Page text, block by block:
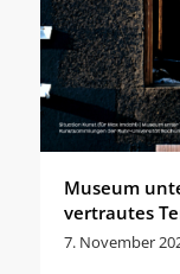
Museum
vertrautes
7. November